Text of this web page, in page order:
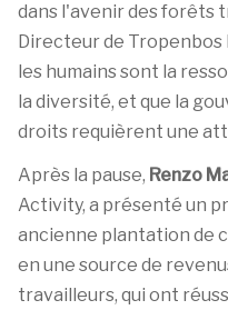
dans l'avenir des forêts
Directeur de Tropenbos
les humains sont la
la diversité, et que la
droits requièrent une
Après la pause, Renzo
Activity, a présenté un
ancienne plantation de
en une source de
travailleurs, qui ont